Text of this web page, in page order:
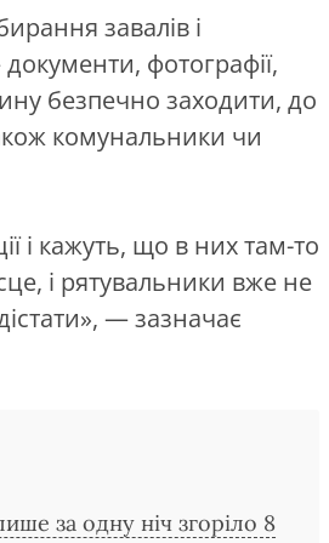
завалів і
фотографії,
безпечно заходити, до
комунальники чи
і кажуть, що в них там-то
і рятувальники вже не
— зазначає
за одну ніч згоріло 8